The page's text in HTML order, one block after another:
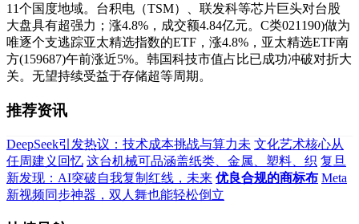
11个国度地域。台积电（TSM）、联发科等芯片巨头对台股
大盘具有超强力；涨4.8%，成交额4.84亿元。C类021190)做为
唯逐个支逃踪亚太精选指数的ETF，涨4.8%，亚太精选ETF南
方(159687)午前涨近5%。韩国科技市值占比已成功冲破对折大
关。无望持续受益于存储超等周期。
推荐资讯
DeepSeek引发热议：技术成本挑战与算力未 文化艺术核心从
任周建义回忆 这台机械可品涵盖纸类、金属、塑料、织 复旦
新发现：AI突破自我复制红线，未来 优良合规的商标布 Meta
新视频同步神器，双人舞也能轻松倒立